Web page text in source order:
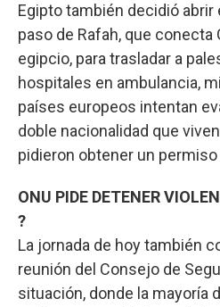
Egipto también decidió abrir
paso de Rafah, que conecta
egipcio, para trasladar a
hospitales en ambulancia,
países europeos intentan
doble nacionalidad que
pidieron obtener un permiso
ONU PIDE DETENER
?
La jornada de hoy también
reunión del Consejo de
situación, donde la mayoría